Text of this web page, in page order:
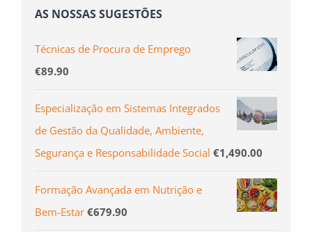
AS NOSSAS SUGESTÕES
Técnicas de Procura de Emprego
€89.90
Especialização em Sistemas Integrados
de Gestão da Qualidade, Ambiente,
Segurança e Responsabilidade Social €1,490.00
Formação Avançada em Nutrição e
Bem-Estar €679.90